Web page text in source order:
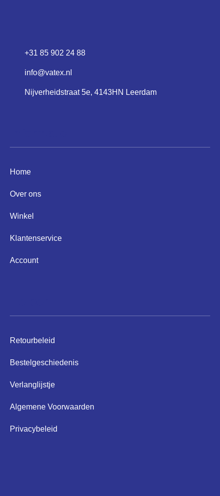
+31 85 902 24 88
info@vatex.nl
Nijverheidstraat 5e, 4143HN Leerdam
Home
Over ons
Winkel
Klantenservice
Account
Retourbeleid
Bestelgeschiedenis
Verlanglijstje
Algemene Voorwaarden
Privacybeleid